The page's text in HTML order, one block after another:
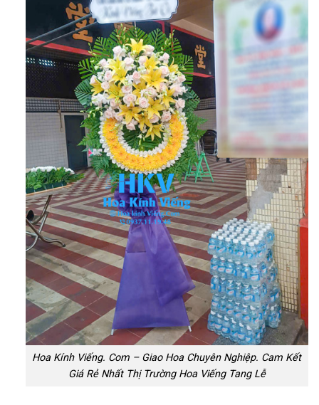
Hoa Kính Viếng. Com – Giao Hoa Chuyên Nghiệp. Cam Kết
Giá Rẻ Nhất Thị Trường Hoa Viếng Tang Lễ